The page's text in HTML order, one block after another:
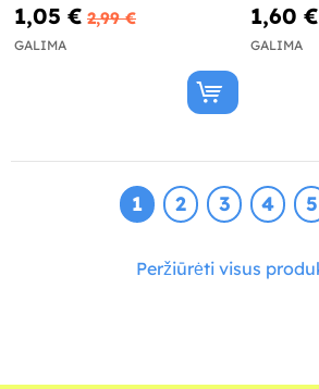
1,05 € 2,99 €
GALIMA
1,60 €
GALIMA
1 2 3 4 5
Peržiūrėti visus